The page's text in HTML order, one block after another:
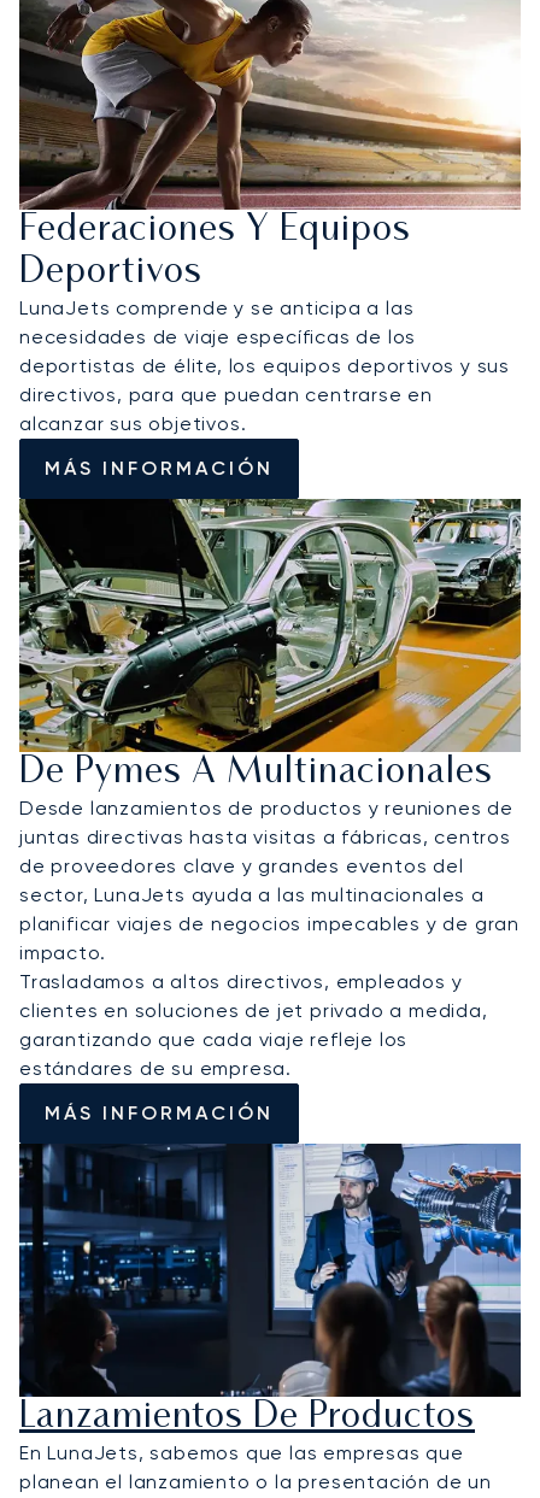
Federaciones Y Equipos
Deportivos
LunaJets comprende y se anticipa a las
necesidades de viaje específicas de los
deportistas de élite, los equipos deportivos y sus
directivos, para que puedan centrarse en
alcanzar sus objetivos.
MÁS INFORMACIÓN
De Pymes A Multinacionales
Desde lanzamientos de productos y reuniones de
juntas directivas hasta visitas a fábricas, centros
de proveedores clave y grandes eventos del
sector, LunaJets ayuda a las multinacionales a
planificar viajes de negocios impecables y de gran
impacto.
Trasladamos a altos directivos, empleados y
clientes en soluciones de jet privado a medida,
garantizando que cada viaje refleje los
estándares de su empresa.
MÁS INFORMACIÓN
Lanzamientos De Productos
En LunaJets, sabemos que las empresas que
planean el lanzamiento o la presentación de un